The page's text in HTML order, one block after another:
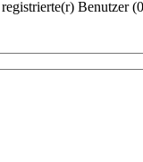
registrierte(r) Benutzer